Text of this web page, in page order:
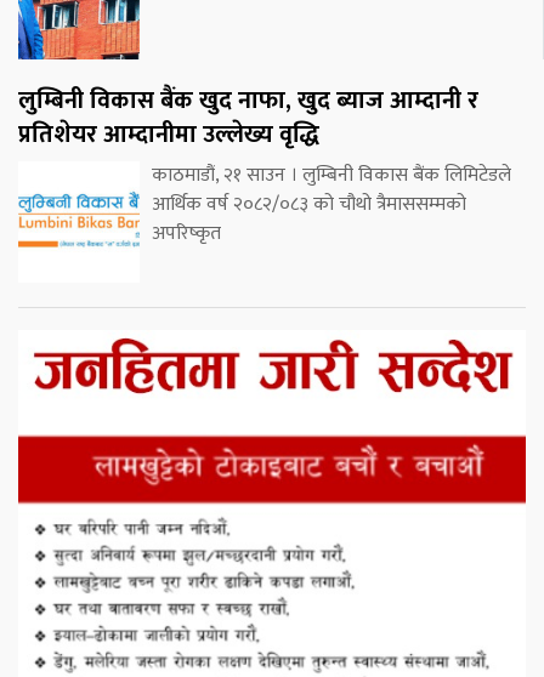
लुम्बिनी विकास बैंक खुद नाफा, खुद ब्याज आम्दानी र
प्रतिशेयर आम्दानीमा उल्लेख्य वृद्धि
काठमाडौं, २१ साउन । लुम्बिनी विकास बैंक लिमिटेडले
आर्थिक वर्ष २०८२/०८३ को चौथो त्रैमाससम्मको
अपरिष्कृत